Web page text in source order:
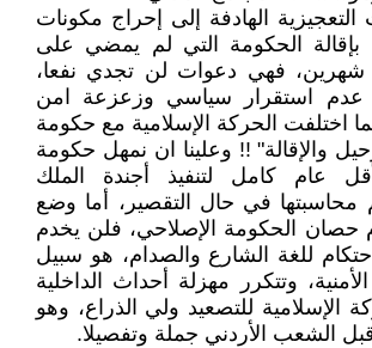
الهادفة إلى إحراج مكونات
بإقالة الحكومة التي لم يمضي على
شهرين، فهي دعوات لن تجدي نفعا،
عدم استقرار سياسي وزعزعة امن
اختلفت الحركة الإسلامية مع حكومة
والإقالة" !! وعلينا ان نمهل حكومة
عام كامل لتنفيذ أجندة الملك
محاسبتها في حال التقصير، أما وضع
حصان الحكومة الإصلاحي، فلن يخدم
للغة الشارع والصدام، هو سبيل
وتتكرر مهزلة أحداث الداخلية
الإسلامية للتصعيد ولي الذراع، وهو
الشعب الأردني جملة وتفصيلا.